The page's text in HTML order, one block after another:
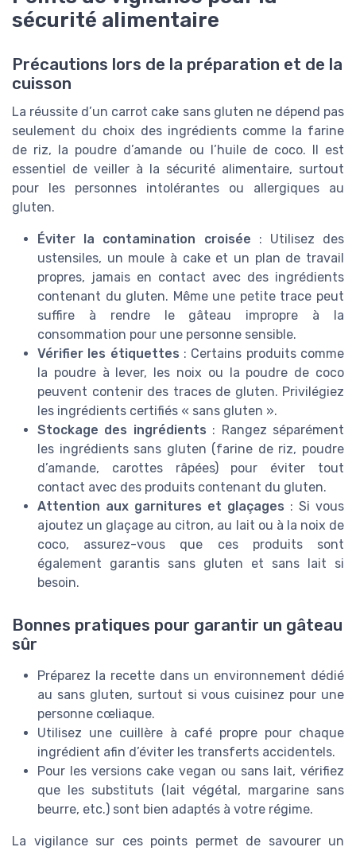
sécurité alimentaire
Précautions lors de la préparation et de la
cuisson
La réussite d’un carrot cake sans gluten ne dépend pas
seulement du choix des ingrédients comme la farine
de riz, la poudre d’amande ou l’huile de coco. Il est
essentiel de veiller à la sécurité alimentaire, surtout
pour les personnes intolérantes ou allergiques au
gluten.
Éviter la contamination croisée : Utilisez des
ustensiles, un moule à cake et un plan de travail
propres, jamais en contact avec des ingrédients
contenant du gluten. Même une petite trace peut
suffire à rendre le gâteau impropre à la
consommation pour une personne sensible.
Vérifier les étiquettes : Certains produits comme
la poudre à lever, les noix ou la poudre de coco
peuvent contenir des traces de gluten. Privilégiez
les ingrédients certifiés « sans gluten ».
Stockage des ingrédients : Rangez séparément
les ingrédients sans gluten (farine de riz, poudre
d’amande, carottes râpées) pour éviter tout
contact avec des produits contenant du gluten.
Attention aux garnitures et glaçages : Si vous
ajoutez un glaçage au citron, au lait ou à la noix de
coco, assurez-vous que ces produits sont
également garantis sans gluten et sans lait si
besoin.
Bonnes pratiques pour garantir un gâteau
sûr
Préparez la recette dans un environnement dédié
au sans gluten, surtout si vous cuisinez pour une
personne cœliaque.
Utilisez une cuillère à café propre pour chaque
ingrédient afin d’éviter les transferts accidentels.
Pour les versions cake vegan ou sans lait, vérifiez
que les substituts (lait végétal, margarine sans
beurre, etc.) sont bien adaptés à votre régime.
La vigilance sur ces points permet de savourer un